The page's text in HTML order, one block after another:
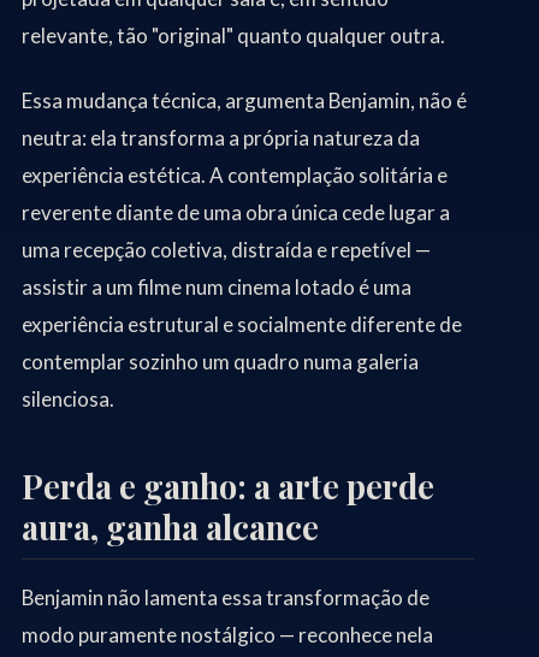
relevante, tão "original" quanto qualquer outra.
Essa mudança técnica, argumenta Benjamin, não é
neutra: ela transforma a própria natureza da
experiência estética. A contemplação solitária e
reverente diante de uma obra única cede lugar a
uma recepção coletiva, distraída e repetível —
assistir a um filme num cinema lotado é uma
experiência estrutural e socialmente diferente de
contemplar sozinho um quadro numa galeria
silenciosa.
Perda e ganho: a arte perde
aura, ganha alcance
Benjamin não lamenta essa transformação de
modo puramente nostálgico — reconhece nela